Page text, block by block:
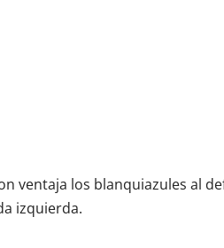
ventaja los blanquiazules al
izquierda.